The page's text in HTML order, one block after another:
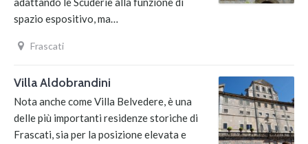
spazio espositivo, ma…
Frascati
Villa Aldobrandini
Nota anche come Villa Belvedere, è una
delle più importanti residenze storiche di
Frascati, sia per la posizione elevata e